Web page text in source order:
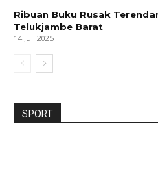
Ribuan Buku Rusak
Telukjambe Barat
14 Juli 2025
SPORT